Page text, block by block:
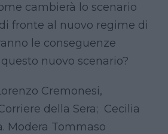
cambierà lo scenario
fronte al nuovo regime di
le conseguenze
nuovo scenario?
Cremonesi,
della Sera; Cecilia
Modera Tommaso